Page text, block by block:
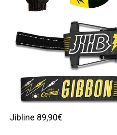
Jibline 89,90€